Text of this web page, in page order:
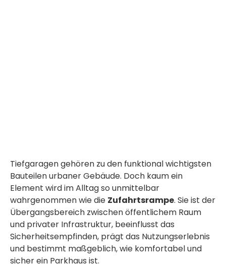
Tiefgaragen gehören zu den funktional wichtigsten
Bauteilen urbaner Gebäude. Doch kaum ein
Element wird im Alltag so unmittelbar
wahrgenommen wie die Zufahrtsrampe. Sie ist der
Übergangsbereich zwischen öffentlichem Raum
und privater Infrastruktur, beeinflusst das
Sicherheitsempfinden, prägt das Nutzungserlebnis
und bestimmt maßgeblich, wie komfortabel und
sicher ein Parkhaus ist.